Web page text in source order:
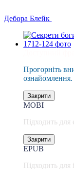
Дебора Блейк
Прогорніть
ознайомлення.
Закрити
MOBI
Підходить
Закрити
EPUB
Підходить